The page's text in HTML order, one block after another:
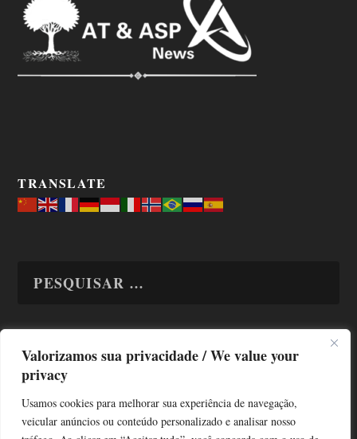
Valorizamos sua privacidade / We value your
privacy
Usamos cookies para melhorar sua experiência de navegação,
veicular anúncios ou conteúdo personalizado e analisar nosso
TRANSLATE
TODAS OS ASSUNTOS